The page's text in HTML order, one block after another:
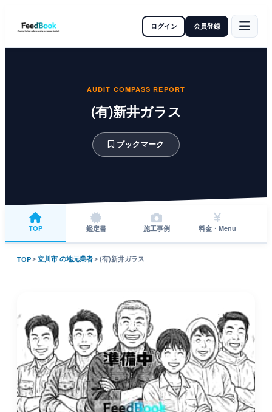
ログイン 会員登録
AUDIT COMPASS REPORT
(有)新井ガラス
ブックマーク
TOP 鑑定書 施工事例 料金・Menu
TOP＞立川市 の地元業者＞(有)新井ガラス